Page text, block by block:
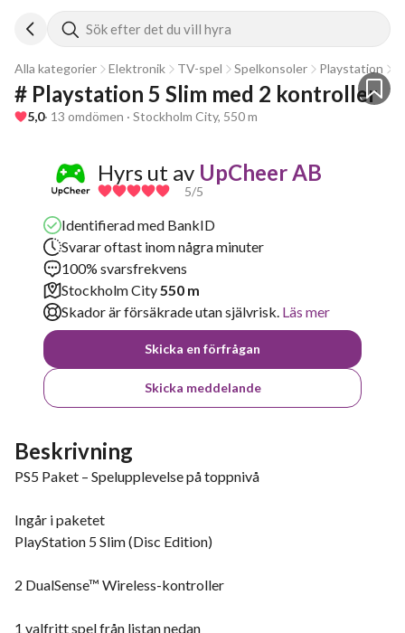
Sök efter det du vill hyra
Alla kategorier Elektronik TV-spel Spelkonsoler Playstation
# Playstation 5 Slim med 2 kontroller
5,0· 13 omdömen · Stockholm City, 550 m
Hyrs ut av UpCheer AB
5/5
Identifierad med BankID
Svarar oftast inom några minuter
100% svarsfrekvens
Stockholm City550 m
Skador är försäkrade utan självrisk. Läs mer
Skicka en förfrågan
Skicka meddelande
Beskrivning
PS5 Paket – Spelupplevelse på toppnivå
Ingår i paketet
PlayStation 5 Slim (Disc Edition)
2 DualSense™ Wireless-kontroller
1 valfritt spel från listan nedan